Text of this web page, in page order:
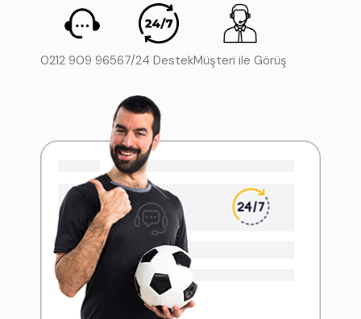
0212 909 96567/24 DestekMüşteri ile Görüş